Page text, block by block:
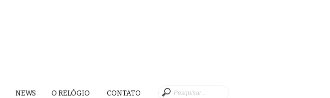
NEWS O RELÓGIO CONTATO